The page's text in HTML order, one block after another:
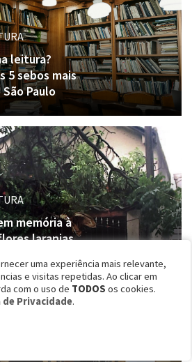
leitura?
5 sebos mais
Paulo
memória à
laranjas
uma experiência mais relevante,
e visitas repetidas. Ao clicar em
com o uso de TODOS os cookies.
Privacidade.